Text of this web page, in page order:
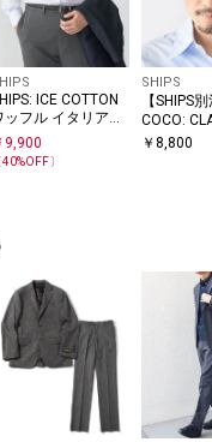
ICE COTTON
ッフル イタリアン
タンダウン ソリッ
シャツ
9,900
40%OFF〕
SHIPS
【SHIPS
COCO:
D
￥8,800